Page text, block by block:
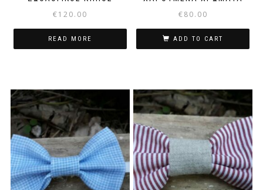
€120.00
READ MORE
€80.00
ADD TO CART